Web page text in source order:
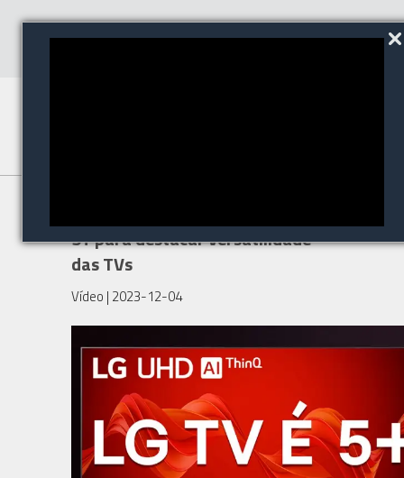
5+ para destacar versatilidade
das TVs
Vídeo | 2023-12-04